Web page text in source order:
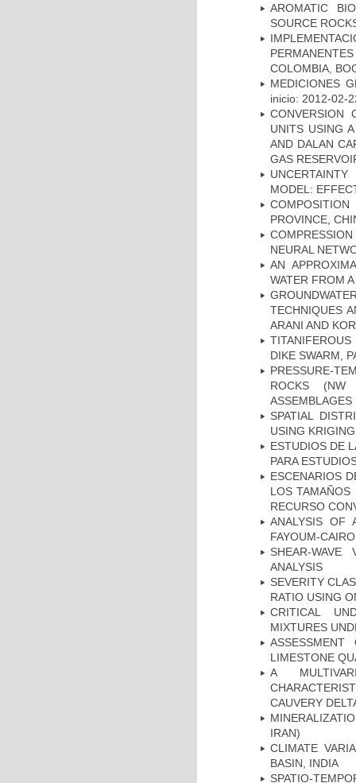
AROMATIC
SOURCE
COLOMBIA,
MEDICIONES
inicio: 2012-02-
CONVERSION
UNITS USING
AND DALAN
GAS
MODEL:
PROVINCE,
NEURAL
AN
WATER FROM
TECHNIQUES
ARANI AND
DIKE SWARM,
PRESSURE-
ROCKS (NW
ASSEMBLAGES
SPATIAL
USING
ESTUDIOS DE
PARA
ESCENARIOS
LOS TAMAÑOS
RECURSO
ANALYSIS OF
FAYOUM-
SHEAR-WAVE
ANALYSIS
SEVERITY
RATIO USING
CRITICAL
MIXTURES
LIMESTONE
A
CAUVERY
IRAN)
CLIMATE
BASIN, INDIA
SPATIO-